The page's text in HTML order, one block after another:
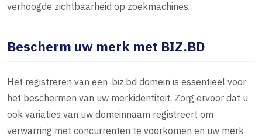
verhoogde zichtbaarheid op zoekmachines.
Bescherm uw merk met BIZ.BD
Het registreren van een .biz.bd domein is essentieel voor
het beschermen van uw merkidentiteit. Zorg ervoor dat u
ook variaties van uw domeinnaam registreert om
verwarring met concurrenten te voorkomen en uw merk